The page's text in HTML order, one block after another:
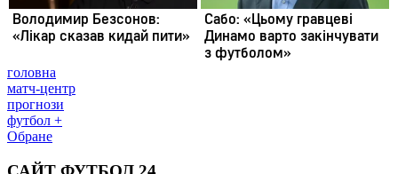
головна
матч-центр
прогнози
футбол +
Обране